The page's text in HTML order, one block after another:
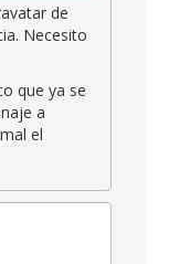
de
Necesito
que ya se
a
el